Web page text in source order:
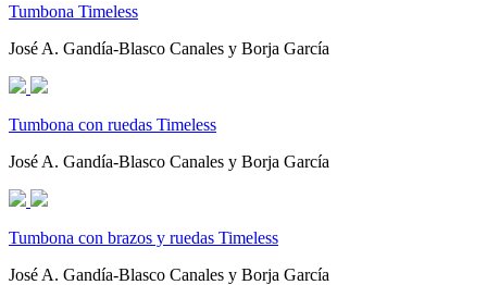
Tumbona Timeless
José A. Gandía-Blasco Canales y Borja García
Tumbona con ruedas Timeless
José A. Gandía-Blasco Canales y Borja García
Tumbona con brazos y ruedas Timeless
José A. Gandía-Blasco Canales y Borja García